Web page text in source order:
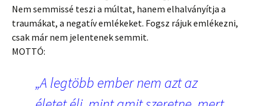
Nem semmissé teszi a múltat, hanem elhalványítja a
traumákat, a negatív emlékeket. Fogsz rájuk emlékezni,
csak már nem jelentenek semmit.
MOTTÓ:
„A legtöbb ember nem azt az